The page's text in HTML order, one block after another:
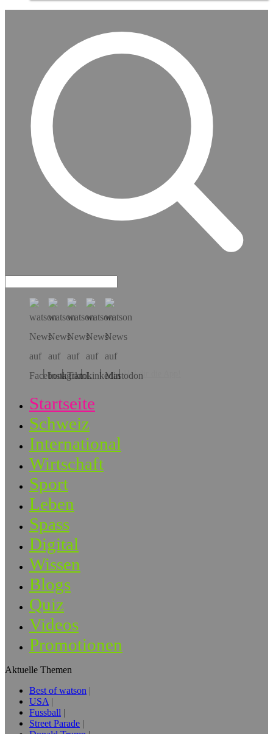
Hol dir die App!
Startseite
Schweiz
International
Wirtschaft
Sport
Leben
Spass
Digital
Wissen
Blogs
Quiz
Videos
Promotionen
Aktuelle Themen
Best of watson
USA
Fussball
Street Parade